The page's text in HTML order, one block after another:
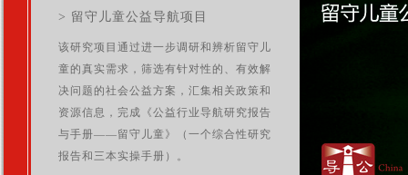
> 留守儿童公益导航项目
该研究项目通过进一步调研和辨析留守儿
童的真实需求，筛选有针对性的、有效解
决问题的社会公益方案，汇集相关政策和
资源信息，完成《公益行业导航研究报告
与手册——留守儿童》（一个综合性研究
报告和三本实操手册）。